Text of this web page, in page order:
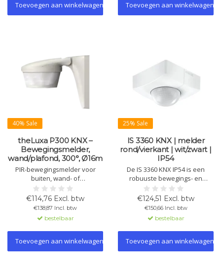
Toevoegen aan winkelwagen Toevoegen aan winkelwagen
40% Sale
theLuxa P300 KNX –
Bewegingsmelder,
wand/plafond, 300°, Ø16m
PIR-bewegingsmelder voor
buiten, wand- of
plafondmontage. Automatische
lichtsturing op basis van
aanwezigheid en lichtsterkte.
Eenvoudig te integreren in KNX-
systemen via ETS.
€114,76 Excl. btw
€138,87 Incl. btw
bestelbaar
Toevoegen aan winkelwagen
25% Sale
IS 3360 KNX | melder
rond/vierkant | wit/zwart |
IP54
De IS 3360 KNX IP54 is een
robuuste bewegings- en
aanwezigheidsmelder met 360°
registratie en 20 m reikwijdte.
Geschikt voor binnen en buiten,
ideaal voor parkeergarages,
hallen en entrees. Verkrijgbaar
rond of vierkant, wit of zwart.
€124,51 Excl. btw
€150,66 Incl. btw
bestelbaar
Toevoegen aan winkelwagen